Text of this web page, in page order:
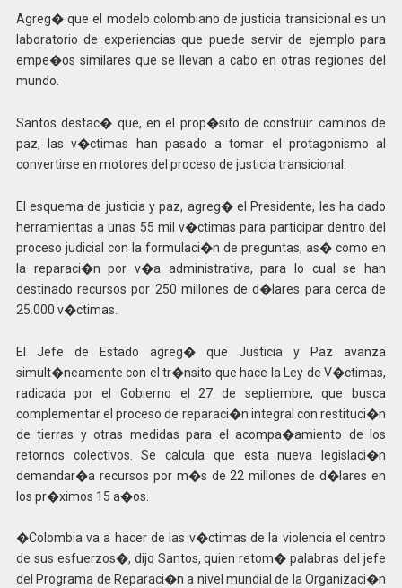
Agreg� que el modelo colombiano de justicia transicional es un
laboratorio de experiencias que puede servir de ejemplo para
empe�os similares que se llevan a cabo en otras regiones del
mundo.
Santos destac� que, en el prop�sito de construir caminos de
paz, las v�ctimas han pasado a tomar el protagonismo al
convertirse en motores del proceso de justicia transicional.
El esquema de justicia y paz, agreg� el Presidente, les ha dado
herramientas a unas 55 mil v�ctimas para participar dentro del
proceso judicial con la formulaci�n de preguntas, as� como en
la reparaci�n por v�a administrativa, para lo cual se han
destinado recursos por 250 millones de d�lares para cerca de
25.000 v�ctimas.
El Jefe de Estado agreg� que Justicia y Paz avanza
simult�neamente con el tr�nsito que hace la Ley de V�ctimas,
radicada por el Gobierno el 27 de septiembre, que busca
complementar el proceso de reparaci�n integral con restituci�n
de tierras y otras medidas para el acompa�amiento de los
retornos colectivos. Se calcula que esta nueva legislaci�n
demandar�a recursos por m�s de 22 millones de d�lares en
los pr�ximos 15 a�os.
�Colombia va a hacer de las v�ctimas de la violencia el centro
de sus esfuerzos�, dijo Santos, quien retom� palabras del jefe
del Programa de Reparaci�n a nivel mundial de la Organizaci�n